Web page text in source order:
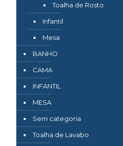
Toalha de Rosto
Infantil
Mesa
BANHO
CAMA
INFANTIL
MESA
Sem categoria
Toalha de Lavabo